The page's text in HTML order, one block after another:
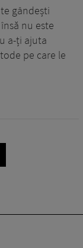
gândești
nu este
a-ți ajuta
pe care le